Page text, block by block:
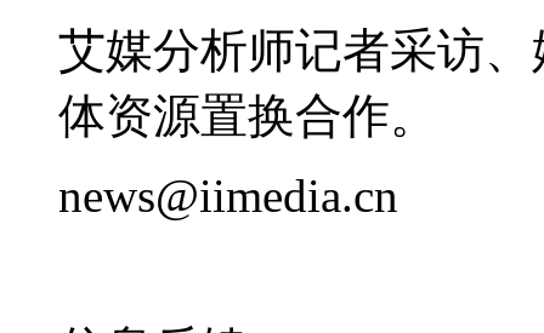
艾媒分析师记者采访
体资源置换合作。
news@iimedia.cn